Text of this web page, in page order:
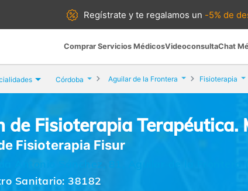
Regístrate yte regalamos un -5% de
Comprar Servicios MédicosVideoconsultaChat
Córdoba Aguilar de la Frontera Fisioterapia
de Fisioterapia Terapéutica.
Fisioterapia Fisur
Antonio Sánchez, 81, Aguilar de la Frontera
Sanitario: 38182